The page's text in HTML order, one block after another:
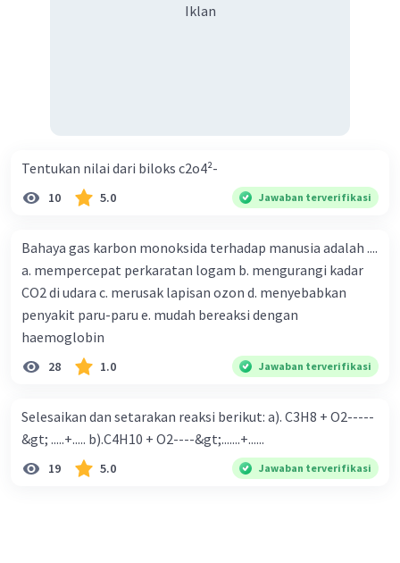
Iklan
Tentukan nilai dari biloks c2o4²-
10 5.0 Jawaban terverifikasi
Bahaya gas karbon monoksida terhadap manusia adalah ....
a. mempercepat perkaratan logam b. mengurangi kadar
CO2 di udara c. merusak lapisan ozon d. menyebabkan
penyakit paru-paru e. mudah bereaksi dengan
haemoglobin
28 1.0 Jawaban terverifikasi
Selesaikan dan setarakan reaksi berikut: a). C3H8 + O2-----
&gt; .....+..... b).C4H10 + O2----&gt;.......+......
19 5.0 Jawaban terverifikasi